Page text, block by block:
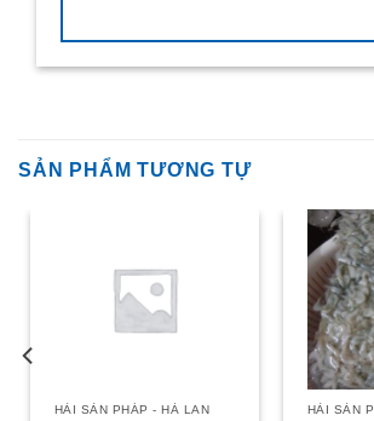
SẢN PHẨM TƯƠNG TỰ
HẢI SẢN PHÁP - HÀ LAN HẢI SẢN